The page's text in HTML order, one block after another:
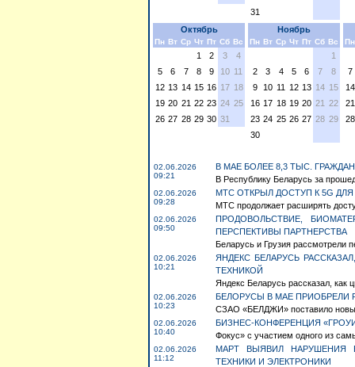
31
Октябрь
Пн Вт Ср Чт Пт Сб Вс
1 2 3
4
5
6 7 8 9 10 11
12 13 14 15 16 17 18
19 20 21 22 23 24 25
26 27 28 29 30 31
Ноябрь
Пн Вт Ср Чт Пт Сб Вс
1
2
3 4 5 6 7
8
9
10 11 12 13 14 15
16 17 18 19 20 21 22
23 24 25 26 27 28 29
30
Пн
7
14
21
28
02.06.2026
09:21
В МАЕ БОЛЕЕ 8,3 ТЫС.
В Республику Беларусь за
02.06.2026
09:28
МТС ОТКРЫЛ ДОСТУП К 5G
МТС продолжает расширять
02.06.2026
09:50
ПРОДОВОЛЬСТВИЕ,
ПЕРСПЕКТИВЫ ПАРТНЕРСТВА
Беларусь и Грузия рассмотрели
02.06.2026
10:21
ЯНДЕКС БЕЛАРУСЬ
ТЕХНИКОЙ
Яндекс Беларусь рассказал,
02.06.2026
10:23
БЕЛОРУСЫ В МАЕ ПРИОБРЕЛИ
СЗАО «БЕЛДЖИ» поставило
02.06.2026
10:40
БИЗНЕС-КОНФЕРЕНЦИЯ
Фокус» с участием одного из
02.06.2026
11:12
МАРТ ВЫЯВИЛ НАРУШЕНИЯ
ТЕХНИКИ И ЭЛЕКТРОНИКИ